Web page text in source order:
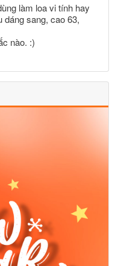
làm loa vi tính hay
dáng sang, cao 63,
nào. :)